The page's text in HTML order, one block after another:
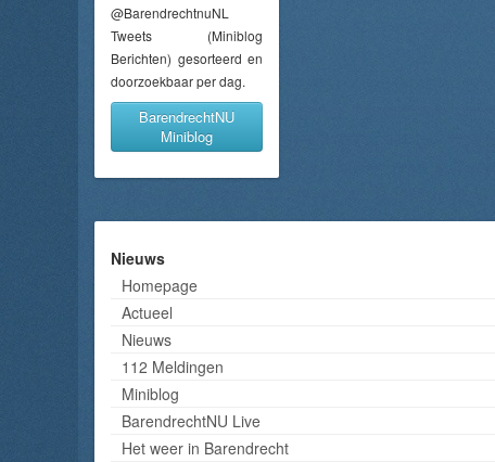
@BarendrechtnuNL
Tweets (Miniblog
Berichten) gesorteerd en
doorzoekbaar per dag.
BarendrechtNU
Miniblog
Nieuws
Homepage
Actueel
Nieuws
112 Meldingen
Miniblog
BarendrechtNU Live
Het weer in Barendrecht